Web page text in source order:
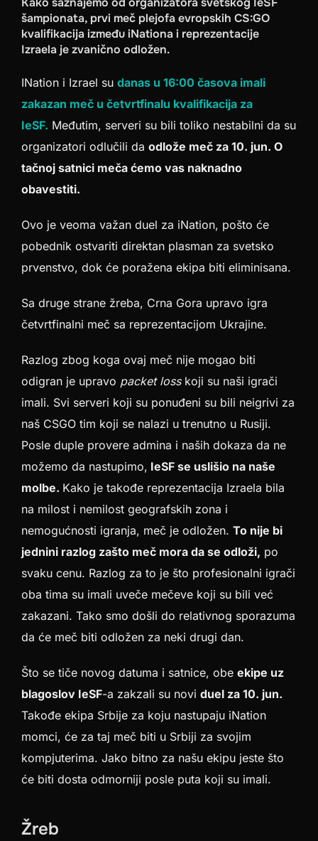
šampionata, prvi meč plejofa evropskih CS:GO
kvalifikacija između iNationa i reprezentacije
Izraela je zvanično odložen.
INation i Izrael su danas u 16:00 časova imali
zakazan meč u četvrtfinalu kvalifikacija za
IeSF. Međutim, serveri su bili toliko nestabilni da su
organizatori odlučili da odlože meč za 10. jun. O
tačnoj satnici meča ćemo vas naknadno
obavestiti.
Ovo je veoma važan duel za iNation, pošto će
pobednik ostvariti direktan plasman za svetsko
prvenstvo, dok će poražena ekipa biti eliminisana.
Sa druge strane žreba, Crna Gora upravo igra
četvrtfinalni meč sa reprezentacijom Ukrajine.
Razlog zbog koga ovaj meč nije mogao biti
odigran je upravo packet losskoji su naši igrači
imali. Svi serveri koji su ponuđeni su bili neigrivi za
naš CSGO tim koji se nalazi u trenutno u Rusiji.
Posle duple provere admina i naših dokaza da ne
možemo da nastupimo, IeSF se uslišio na naše
molbe. Kako je takođe reprezentacija Izraela bila
na milost i nemilost geografskih zona i
nemogućnosti igranja, meč je odložen. To nije bi
jednini razlog zašto meč mora da se odloži, po
svaku cenu. Razlog za to je što profesionalni igrači
oba tima su imali uveče mečeve koji su bili već
zakazani. Tako smo došli do relativnog sporazuma
da će meč biti odložen za neki drugi dan.
Što se tiče novog datuma i satnice, obe ekipe uz
blagoslov IeSF-a zakzali su novi duel za 10. jun.
Takođe ekipa Srbije za koju nastupaju iNation
momci, će za taj meč biti u Srbiji za svojim
kompjuterima. Jako bitno za našu ekipu jeste što
će biti dosta odmorniji posle puta koji su imali.
Žreb